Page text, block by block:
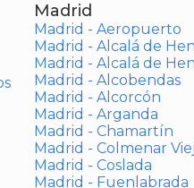
Madrid
Madrid - Aeropuerto
Madrid - Alcalá de
Madrid - Alcalá de
Madrid - Alcobendas
Madrid - Alcorcón
Madrid - Arganda
Madrid - Chamartín
Madrid - Colmenar
Madrid - Coslada
Madrid - Fuenlabrada